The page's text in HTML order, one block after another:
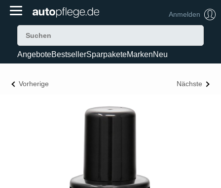
Anmelden
AngeboteBestsellerSparpaketeMarkenNeu
Vorherige Nächste